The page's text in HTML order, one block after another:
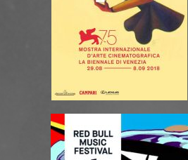
23.05.18 -
Christine
19.05.18 -
Cheval Blanc
18.05.18 -
séances JP